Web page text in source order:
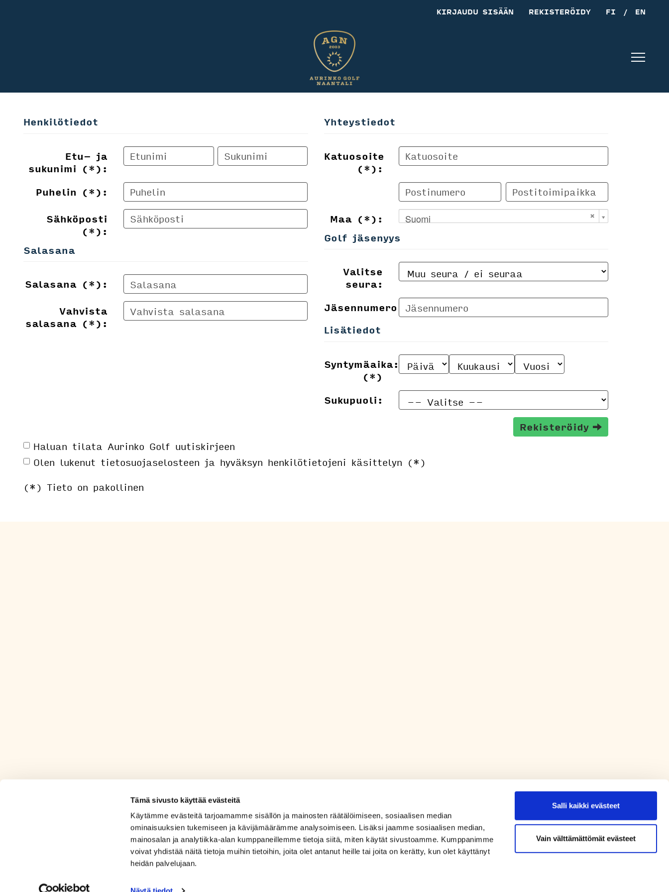
Tämä sivusto käyttää evästeitä
Käytämme evästeitä tarjoamamme sisällön ja mainosten räätälöimiseen, sosiaalisen median
ominaisuuksien tukemiseen ja kävijämäärämme analysoimiseen. Lisäksi jaamme sosiaalisen median,
mainosalan ja analytiikka-alan kumppaneillemme tietoja siitä, miten käytät sivustoamme. Kumppanimme
voivat yhdistää näitä tietoja muihin tietoihin, joita olet antanut heille tai joita on kerätty, kun olet käyttänyt
heidän palvelujaan.
Salli kaikki evästeet
Vain välttämättömät evästeet
KIRJAUDU SISÄÄN REKISTERÖIDY FI / EN
Henkilötiedot
Etu- ja
sukunimi (*):
Puhelin (*):
Sähköposti
(*):
Salasana
Salasana (*):
Vahvista
salasana (*):
Yhteystiedot
Katuosoite
(*):
Maa (*): Suomi
Golf jäsenyys
Valitse
seura:
Jäsennumero:
Lisätiedot
Syntymäaika:
(*)
Sukupuoli:
Rekisteröidy
Haluan tilata Aurinko Golf uutiskirjeen
Olen lukenut tietosuojaselosteen ja hyväksyn henkilötietojeni käsittelyn (*)
(*) Tieto on pakollinen